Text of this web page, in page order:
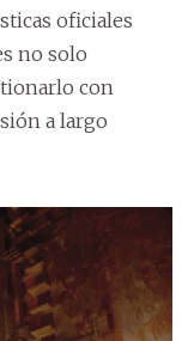
oficiales
no solo
con
a largo